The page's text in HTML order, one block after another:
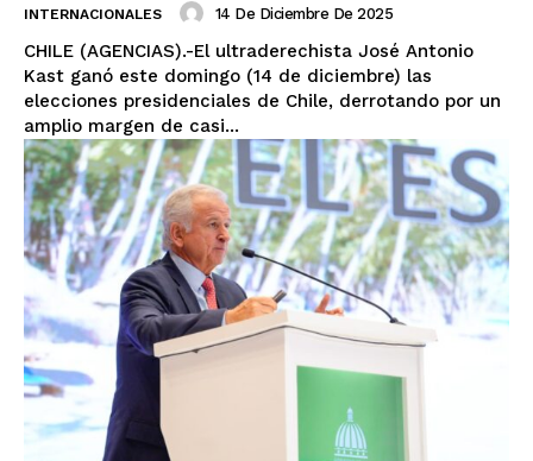
INTERNACIONALES 14 De Diciembre De 2025
CHILE (AGENCIAS).-El ultraderechista José Antonio
Kast ganó este domingo (14 de diciembre) las
elecciones presidenciales de Chile, derrotando por un
amplio margen de casi...